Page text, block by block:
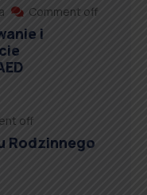
Comment off
i
off
Rodzinnego